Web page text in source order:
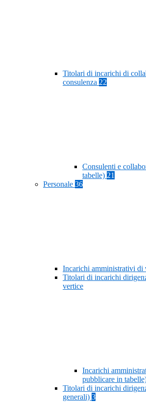
Titolari di incarichi di
consulenza 22
Consulenti e
tabelle) 21
Personale 36
Incarichi amministrativi di
Titolari di incarichi
vertice
Incarichi
pubblicare in
Titolari di incarichi
generali) 3